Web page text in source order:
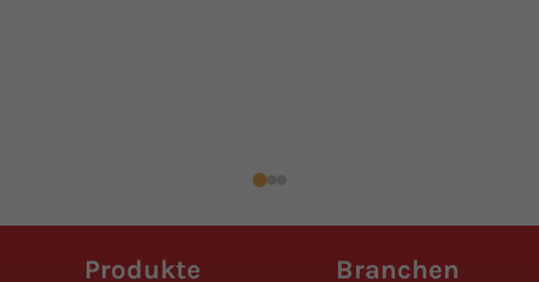
Produkte Branchen